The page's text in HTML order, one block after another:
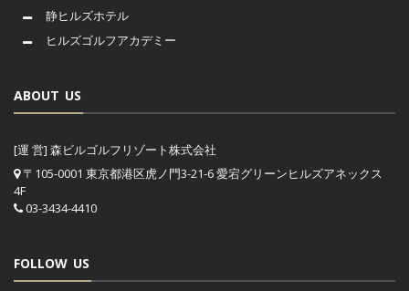
静ヒルズホテル
ヒルズゴルフアカデミー
ABOUT US
[運 営] 森ビルゴルフリゾート株式会社
〒105-0001 東京都港区虎ノ門3-21-6 愛宕グリーンヒルズアネックス
4F
03-3434-4410
FOLLOW US